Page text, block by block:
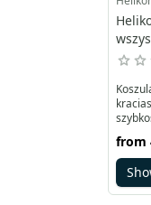
g/m2,
from